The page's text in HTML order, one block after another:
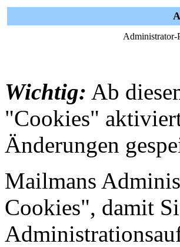
Administrator-
Wichtig: Ab
"Cookies"
Änderungen
Mailmans
Cookies", damit